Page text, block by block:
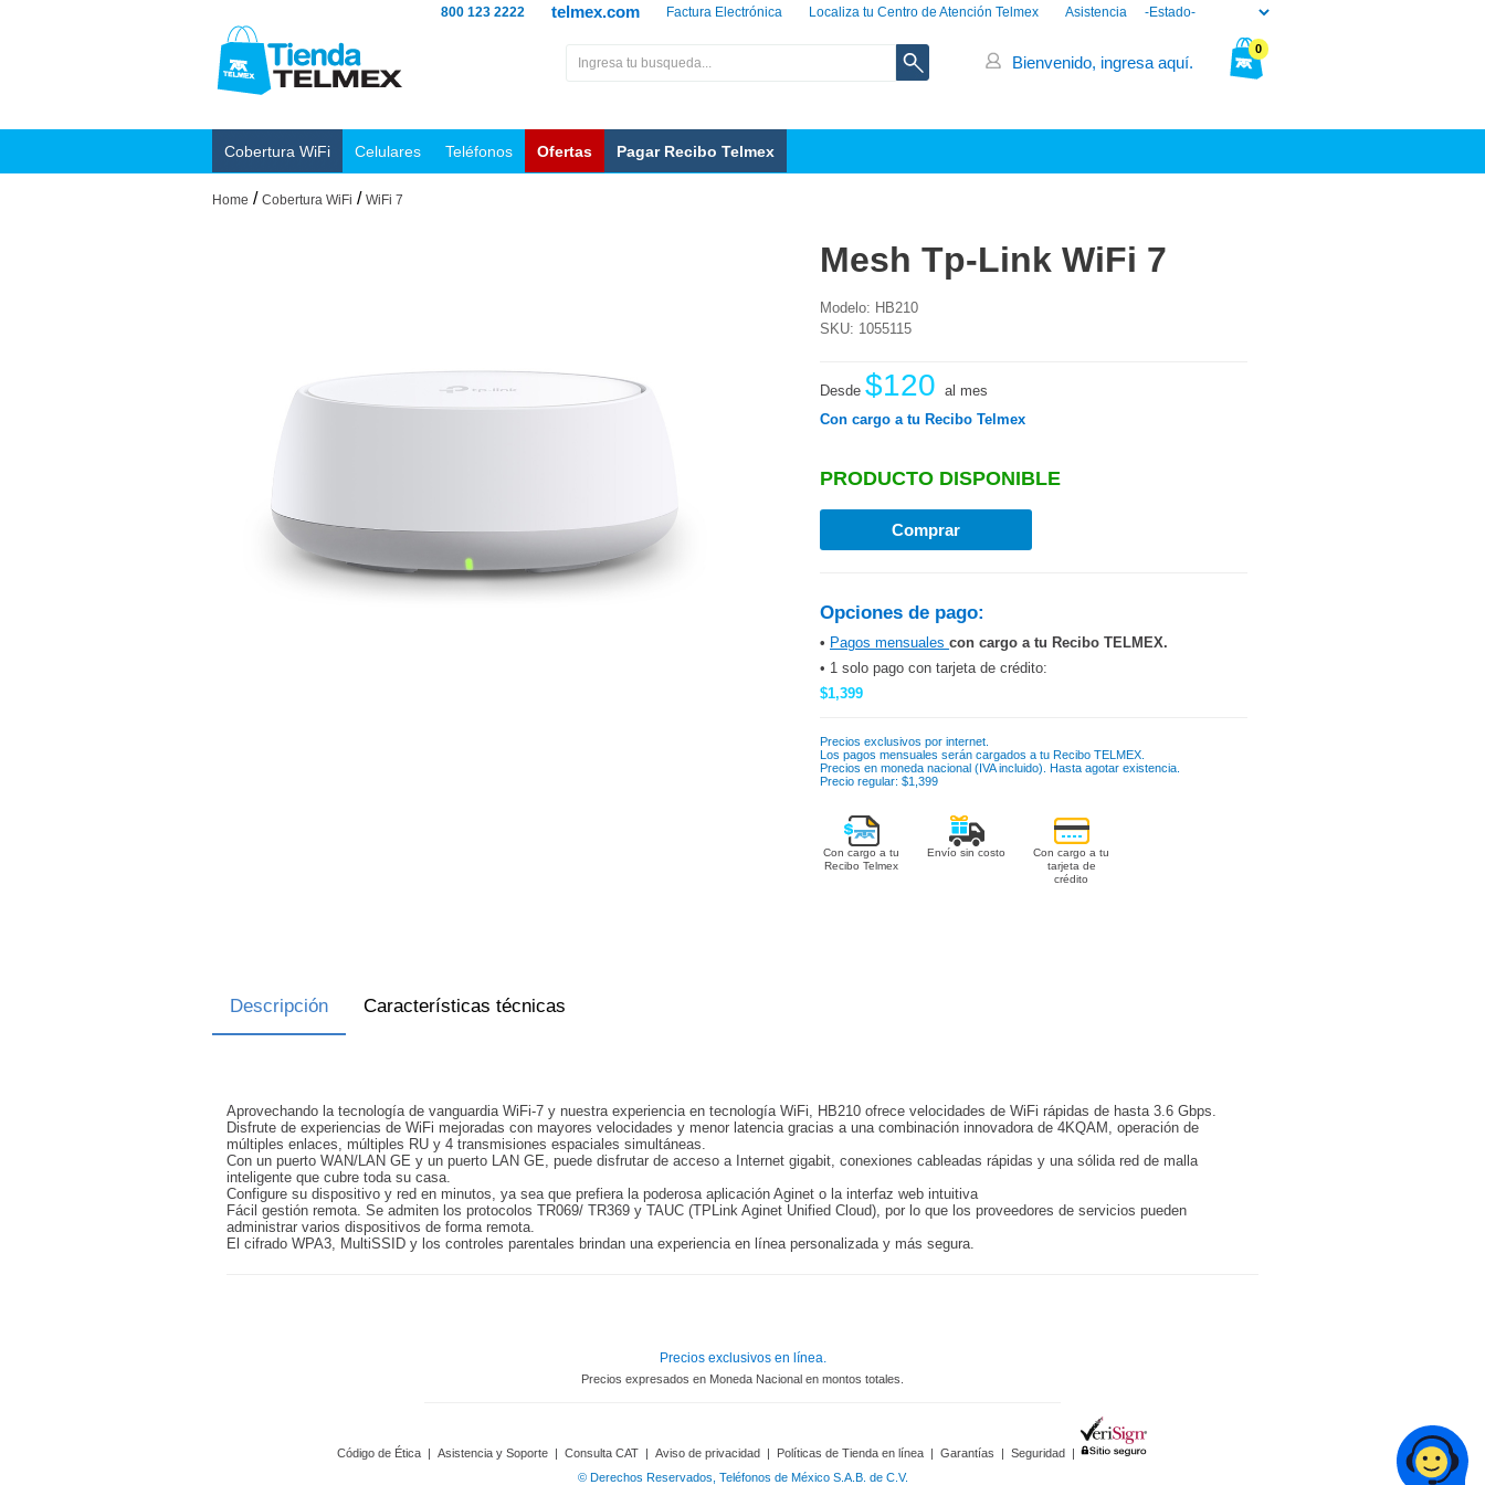
Asistencia
Localiza tu Centro de Atención Telmex
Factura Electrónica
telmex.com
800 123 2222
0
Bienvenido, ingresa aquí.
Cobertura WiFi Celulares Teléfonos Ofertas Pagar Recibo Telmex
Home / Cobertura WiFi / WiFi 7
Mesh Tp-Link WiFi 7
Modelo: HB210
SKU: 1055115
Desde $120 al mes
Con cargo a tu Recibo Telmex
PRODUCTO DISPONIBLE
Opciones de pago:
• Pagos mensuales con cargo a tu Recibo TELMEX.
• 1 solo pago con tarjeta de crédito:
$1,399
Precios exclusivos por internet.
Los pagos mensuales serán cargados a tu Recibo TELMEX.
Precios en moneda nacional (IVA incluido). Hasta agotar existencia.
Precio regular: $1,399
Con cargo a tu
Recibo Telmex
Envío sin costo
Con cargo a tu
tarjeta de
crédito
Descripción Características técnicas
Aprovechando la tecnología de vanguardia WiFi-7 y nuestra experiencia en tecnología WiFi, HB210 ofrece velocidades de WiFi rápidas de hasta 3.6 Gbps.
Disfrute de experiencias de WiFi mejoradas con mayores velocidades y menor latencia gracias a una combinación innovadora de 4KQAM, operación de
múltiples enlaces, múltiples RU y 4 transmisiones espaciales simultáneas.
Con un puerto WAN/LAN GE y un puerto LAN GE, puede disfrutar de acceso a Internet gigabit, conexiones cableadas rápidas y una sólida red de malla
inteligente que cubre toda su casa.
Configure su dispositivo y red en minutos, ya sea que prefiera la poderosa aplicación Aginet o la interfaz web intuitiva
Fácil gestión remota. Se admiten los protocolos TR069/ TR369 y TAUC (TPLink Aginet Unified Cloud), por lo que los proveedores de servicios pueden
administrar varios dispositivos de forma remota.
El cifrado WPA3, MultiSSID y los controles parentales brindan una experiencia en línea personalizada y más segura.
Precios exclusivos en línea.
Precios expresados en Moneda Nacional en montos totales.
Código de Ética | Asistencia y Soporte | Consulta CAT | Aviso de privacidad | Políticas de Tienda en línea | Garantías | Seguridad |
© Derechos Reservados, Teléfonos de México S.A.B. de C.V.